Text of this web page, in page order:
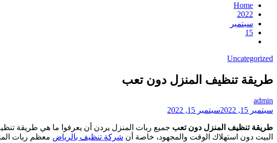
Home
2022
سبتمبر
15
Uncategorized
طريقة تنظيف المنزل دون تعب
admin
سبتمبر 15, 2022
سبتمبر 15, 2022
طريقة تنظيف المنزل دون تعب جميع ربات المنزل يردن أن يعرفوا ما هي طريقة
البيت دون استهلاك الوقت والمجهود، خاصة أن شركة تنظيف بالرياض معظم ربات